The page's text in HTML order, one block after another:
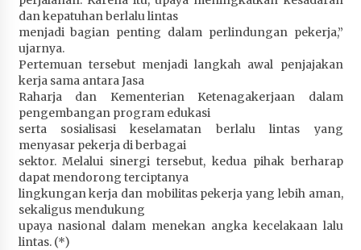
dan kepatuhan berlalu lintas
menjadi bagian penting dalam perlindungan pekerja,”
ujarnya.
Pertemuan tersebut menjadi langkah awal penjajakan
kerja sama antara Jasa
Raharja dan Kementerian Ketenagakerjaan dalam
pengembangan program edukasi
serta sosialisasi keselamatan berlalu lintas yang
menyasar pekerja di berbagai
sektor. Melalui sinergi tersebut, kedua pihak berharap
dapat mendorong terciptanya
lingkungan kerja dan mobilitas pekerja yang lebih aman,
sekaligus mendukung
upaya nasional dalam menekan angka kecelakaan lalu
lintas. (*)